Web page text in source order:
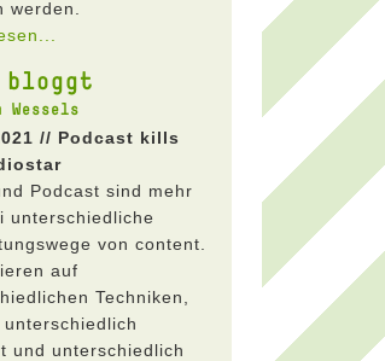
werden.
Wessels
// Podcast kills
Podcast sind mehr
unterschiedliche
von content.
auf
Techniken,
unterschiedlich
und unterschiedlich